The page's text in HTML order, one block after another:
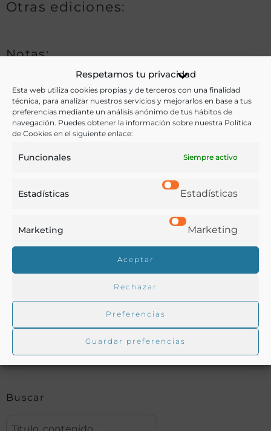
Respetamos tu privacidad
Esta web utiliza cookies propias y de terceros con una finalidad
técnica, para analizar nuestros servicios y mejorarlos en base a tus
preferencias mediante un análisis anónimo de tus hábitos de
navegación. Puedes obtener la información sobre nuestra Política
de Cookies en el siguiente enlace:
Funcionales Siempre activo
Estadísticas Estadísticas
Marketing Marketing
Aceptar
Rechazar
Preferencias
Guardar preferencias
Otras ediciones:
Notas:
Ver más libros de estas materias:
Agricultura, Enseñanza ,Historia
Ver más libros con las palabras clave:
Enseñanza,Infancia
Buscar en la biblioteca
Biblioteca digital Duque de Ahumada
Buscar